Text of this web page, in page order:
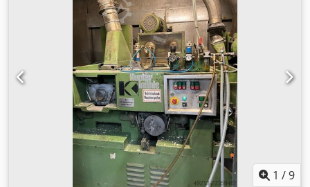
zusätzlicher Vortisch mit 340 mm Kopf - zusätzliches
Materialzuführsystem TECHNISCHE DATEN Hobelbreite 600
mm Hobelhöhe zweiseitig Hobelhöhe vierseitig 200 mm
100 mm Leistung der Vertikalspindelmotoren 2 x 5,5 kW
Motorleistung der unteren Spindel 7,5 kW Leistung des
Motors der oberen Welle 11 kW Motorleistung des ersten
Kopfes 4 kW Leistung des Multisägemotors 15 kW vertikale
Köpfe einstellbar vier obere Zugspindeln drei untere
Ziehwellen zwei Aufnahme-Zugwalzen vier Messer pro
Welle, Durchmesser 145 mm Csdpfx Akjr Iik Ioqerf sechs
verschiedene Vorschubgeschwindigkeiten 7 / 9 / 11,5 / 14 /
18 / 23 m/min 2 Reihen von Rückschlagverriegelungen 1 /9